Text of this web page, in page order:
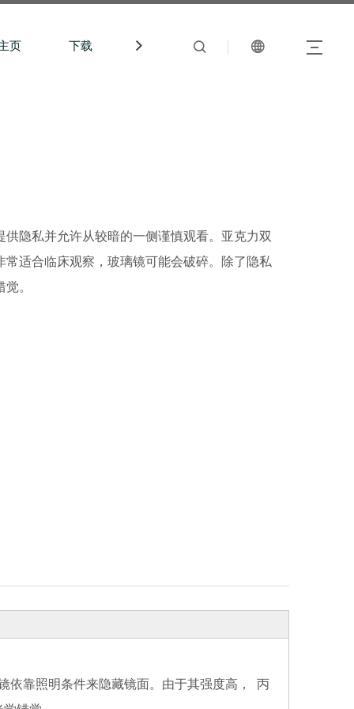
页 下载 中文站
隐私并允许从较暗的一侧谨慎观看。亚克力双
适合临床观察，玻璃镜可能会破碎。除了隐私
。
依靠照明条件来隐藏镜面。由于其强度高， 丙